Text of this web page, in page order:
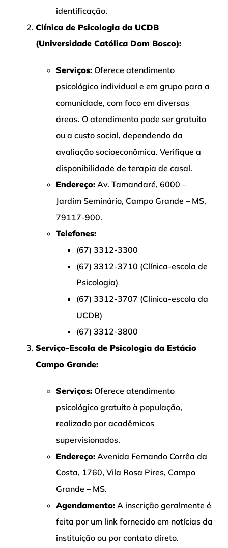
identificação.
Clínica de Psicologia da UCDB
(Universidade Católica Dom Bosco):
Serviços: Oferece atendimento
psicológico individual e em grupo para a
comunidade, com foco em diversas
áreas. O atendimento pode ser gratuito
ou a custo social, dependendo da
avaliação socioeconômica. Verifique a
disponibilidade de terapia de casal.
Endereço: Av. Tamandaré, 6000 –
Jardim Seminário, Campo Grande – MS,
79117-900.
Telefones:
(67) 3312-3300
(67) 3312-3710 (Clínica-escola de
Psicologia)
(67) 3312-3707 (Clínica-escola da
UCDB)
(67) 3312-3800
Serviço-Escola de Psicologia da Estácio
Campo Grande:
Serviços: Oferece atendimento
psicológico gratuito à população,
realizado por acadêmicos
supervisionados.
Endereço: Avenida Fernando Corrêa da
Costa, 1760, Vila Rosa Pires, Campo
Grande – MS.
Agendamento: A inscrição geralmente é
feita por um link fornecido em notícias da
instituição ou por contato direto.